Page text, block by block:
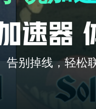
告别掉线，轻松